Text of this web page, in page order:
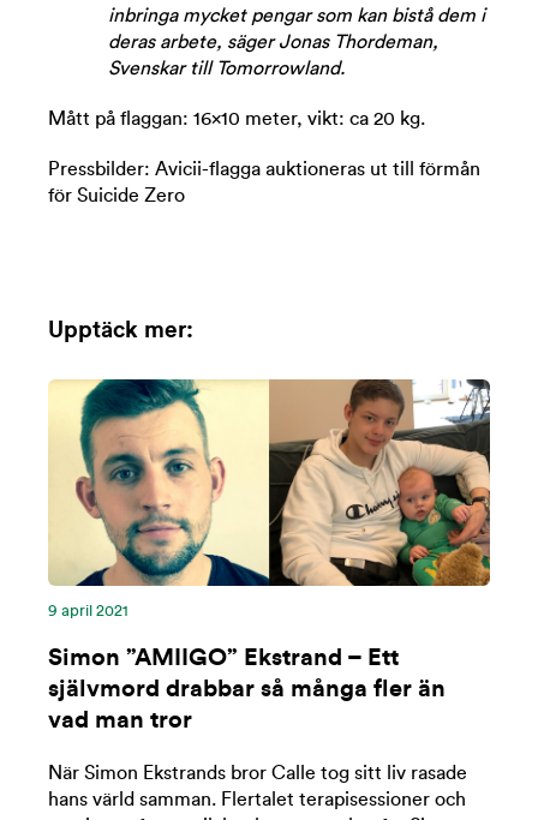
inbringa mycket pengar som kan bistå dem i
deras arbete, säger Jonas Thordeman,
Svenskar till Tomorrowland.
Mått på flaggan: 16×10 meter, vikt: ca 20 kg.
Pressbilder: Avicii-flagga auktioneras ut till förmån
för Suicide Zero
Upptäck mer:
9 april 2021
Simon ”AMIIGO” Ekstrand – Ett
självmord drabbar så många fler än
vad man tror
När Simon Ekstrands bror Calle tog sitt liv rasade
hans värld samman. Flertalet terapisessioner och